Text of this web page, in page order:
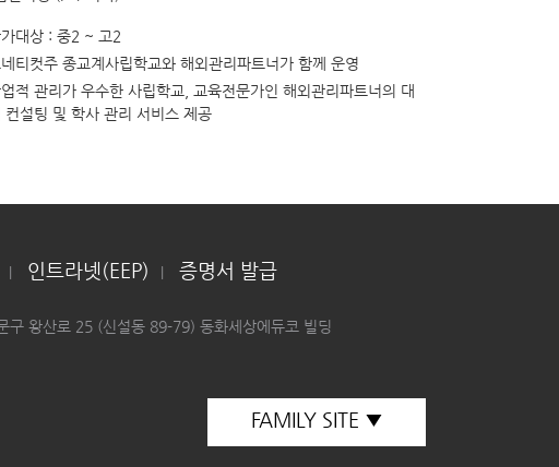
대상 : 중2 ~ 고2
네티컷주 종교계사립학교와 해외관리파트너가 함께 운영
적 관리가 우수한 사립학교, 교육전문가인 해외관리파트너의 대
컨설팅 및 학사 관리 서비스 제공
인트라넷(EEP) 증명서 발급
구 왕산로 25 (신설동 89-79) 동화세상에듀코 빌딩
FAMILY SITE ▼